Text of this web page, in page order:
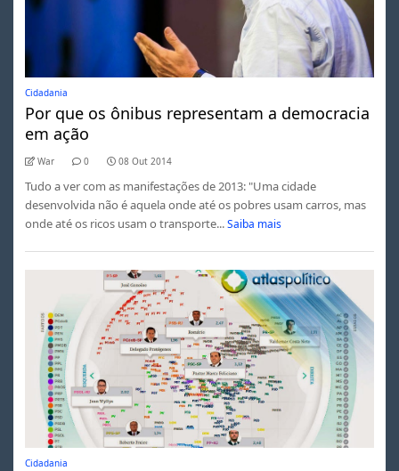
Cidadania
Por que os ônibus representam a democracia
em ação
War 0 08 Out 2014
Tudo a ver com as manifestações de 2013: "Uma cidade
desenvolvida não é aquela onde até os pobres usam carros, mas
onde até os ricos usam o transporte... Saiba mais
Cidadania